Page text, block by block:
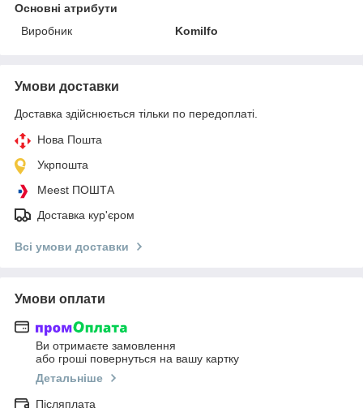
Основні атрибути
Виробник
Komilfo
Умови доставки
Доставка здійснюється тільки по передоплаті.
Нова Пошта
Укрпошта
Meest ПОШТА
Доставка кур'єром
Всі умови доставки
Умови оплати
Ви отримаєте замовлення
або гроші повернуться на вашу картку
Детальніше
Післяплата